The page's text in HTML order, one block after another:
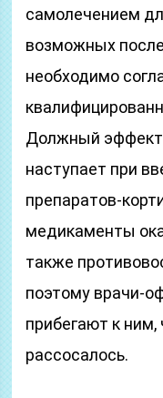
самолечением
возможных
необходимо
Должный эффект
наступает при
препаратов-
медикаменты
также
поэтому врачи-
прибегают к
рассосалось.